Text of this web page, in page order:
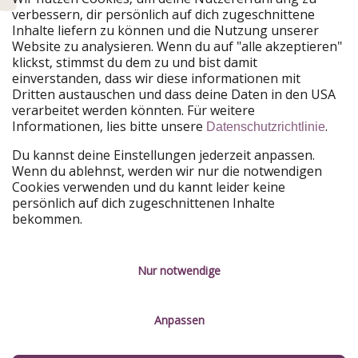
Unsere Märkte
PiratinViaggio
HolidayPirates
VakantiePiraten
WakacyjniPiraci
VoyagesPirates
Ferienpiraten
Urlaubspiraten
ViajerosPiratas
TravelPirates
HolidayPirates Group
Lerne uns kennen
Über uns
Rechtliches
Kontakt
verbessern, dir persönlich auf dich zugeschnittene
Inhalte liefern zu können und die Nutzung unserer
Website zu analysieren. Wenn du auf "alle akzeptieren"
klickst, stimmst du dem zu und bist damit
einverstanden, dass wir diese informationen mit
Dritten austauschen und dass deine Daten in den USA
verarbeitet werden könnten. Für weitere
Informationen, lies bitte unsere Datenschutzrichtlinie.
Du kannst deine Einstellungen jederzeit anpassen.
Wenn du ablehnst, werden wir nur die notwendigen
Cookies verwenden und du kannt leider keine
persönlich auf dich zugeschnittenen Inhalte
bekommen.
Nur notwendige
Anpassen